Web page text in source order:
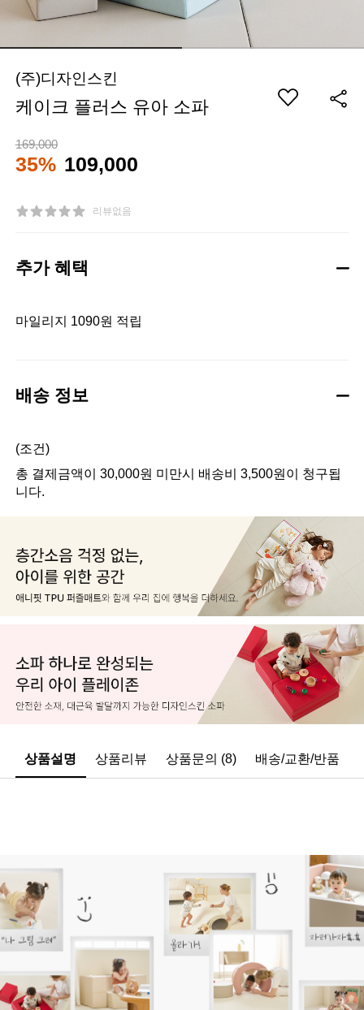
(주)디자인스킨
케이크 플러스 유아 소파
169,000
35% 109,000
리뷰없음
추가 혜택
마일리지 1090원 적립
배송 정보
(조건)
총 결제금액이 30,000원 미만시 배송비 3,500원이 청구됩
니다.
상품설명 상품리뷰 상품문의 (8) 배송/교환/반품